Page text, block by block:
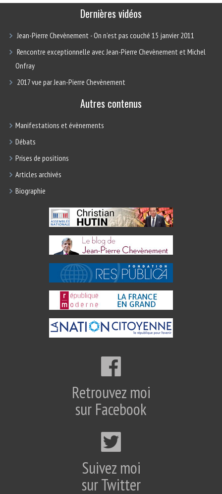
Dernières vidéos
Jean-Pierre Chevènement - On n’est pas couché 15 janvier 2011
Rencontre exceptionnelle avec Jean-Pierre Chevènement et Michel
Onfray
2017 vue par Jean-Pierre Chevènement
Autres contenus
Manifestations et évènements
Débats
Prises de positions
Articles archivés
Biographie
Retrouvez moi
sur Facebook
Suivez moi
sur Twitter